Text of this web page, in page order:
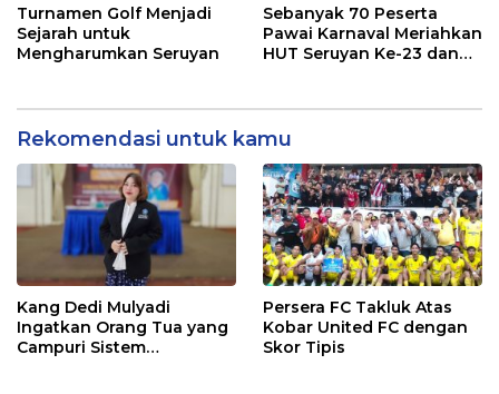
Turnamen Golf Menjadi
Sejarah untuk
Mengharumkan Seruyan
Sebanyak 70 Peserta
Pawai Karnaval Meriahkan
HUT Seruyan Ke-23 dan
Rekomendasi untuk kamu
Kang Dedi Mulyadi
Ingatkan Orang Tua yang
Campuri Sistem
Persera FC Takluk Atas
Kobar United FC dengan
Skor Tipis